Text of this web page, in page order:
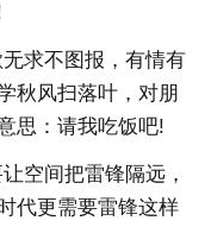
求不图报，有情有
秋风扫落叶，对朋
思：请我吃饭吧!
空间把雷锋隔远，
代更需要雷锋这样